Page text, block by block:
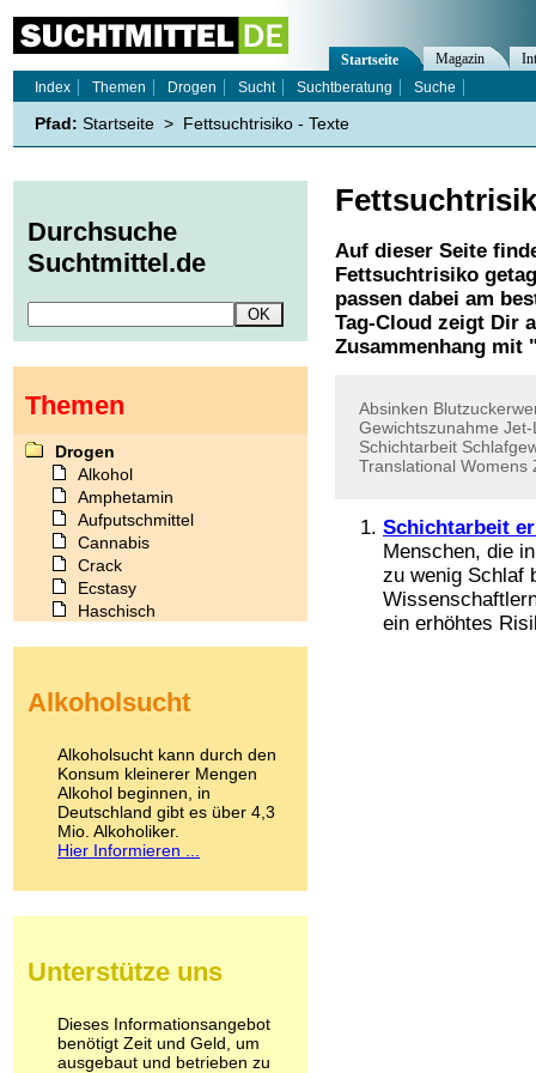
Auf dieser Seite
Fettsuchtrisiko
passen dabei am
Tag-Cloud zeigt Dir
Zusammenhang mit
Absinken
Gewichtszunahme Jet-
Schichtarbeit
Translational Womens
Schichtarbeit
Menschen, die
zu wenig Schlaf
ein erhöhtes
Startseite Magazin
Index
Themen Drogen Sucht Suchtberatung Suche
Pfad: Startseite > Fettsuchtrisiko - Texte
Durchsuche
Suchtmittel.de
Themen
Drogen
Alkohol
Amphetamin
Aufputschmittel
Cannabis
Crack
Ecstasy
Haschisch
Kokain
LSD
Marihuana
Medikamente
Meskalin
Metamphetamin
Methadon
Pilze
Psychopharmaka
Schlafmittel
Schmerzmittel
Alkoholsucht
Alkoholsucht kann durch den
Konsum kleinerer Mengen
Alkohol beginnen, in
Deutschland gibt es über 4,3
Mio. Alkoholiker.
Hier Informieren ...
Unterstütze uns
Dieses Informationsangebot
benötigt Zeit und Geld, um
ausgebaut und betrieben zu